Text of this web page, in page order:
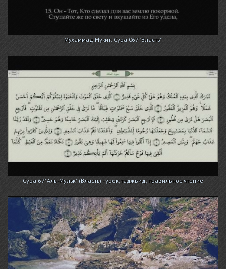
Мухаммад Мукит. Сура 067 "Власть"
Сура 67 "Аль-Мульк" (Власть) - урок, таджвид, правильное чтение